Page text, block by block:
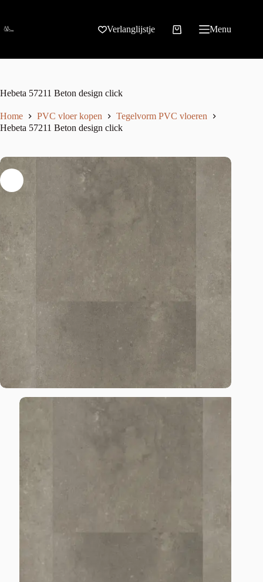
Verlanglijstje Menu
Hebeta 57211 Beton design click
Home PVC vloer kopen
Tegelvorm PVC vloeren
Hebeta 57211 Beton design click